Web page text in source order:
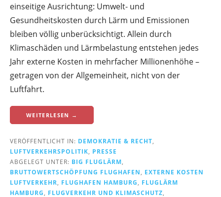
einseitige Ausrichtung: Umwelt- und
Gesundheitskosten durch Lärm und Emissionen
bleiben völlig unberücksichtigt. Allein durch
Klimaschäden und Lärmbelastung entstehen jedes
Jahr externe Kosten in mehrfacher Millionenhöhe –
getragen von der Allgemeinheit, nicht von der
Luftfahrt.
WEITERLESEN →
VERÖFFENTLICHT IN: DEMOKRATIE & RECHT
LUFTVERKEHRSPOLITIK
PRESSE
ABGELEGT UNTER: BIG FLUGLÄRM
BRUTTOWERTSCHÖPFUNG FLUGHAFEN
EXTERNE KOSTEN
LUFTVERKEHR
FLUGHAFEN HAMBURG
FLUGLÄRM
HAMBURG
FLUGVERKEHR UND KLIMASCHUTZ